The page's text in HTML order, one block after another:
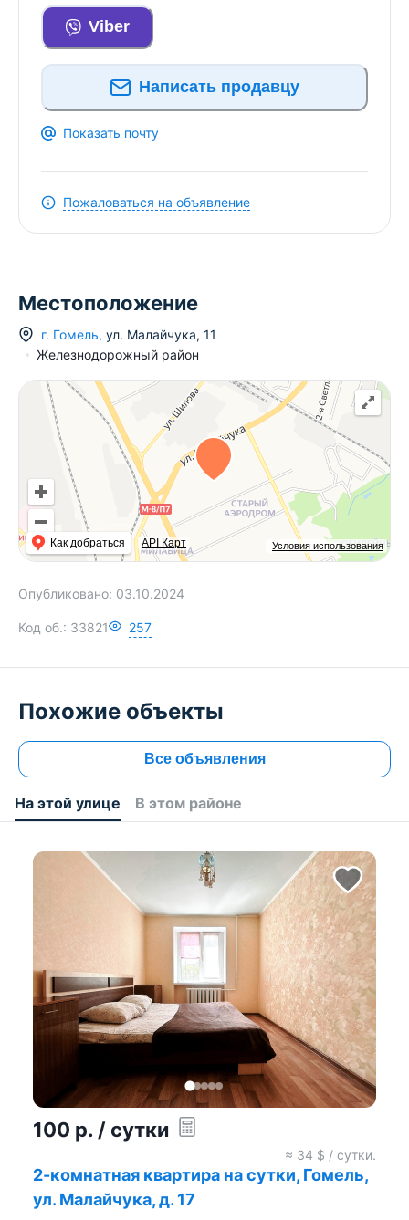
Viber
Написать продавцу
Показать почту
Пожаловаться на объявление
Местоположение
г. Гомель, ул. Малайчука, 11
Железнодорожный район
Условия использования
Как добраться API Карт
Опубликовано: 03.10.2024
Код об.: 33821 257
Похожие объекты
Все объявления
На этой улице В этом районе
100 р. / сутки
≈ 34 $ / сутки.
2-комнатная квартира на сутки, Гомель,
ул. Малайчука, д. 17